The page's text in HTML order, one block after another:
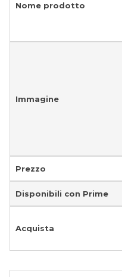
Nome prodotto
Immagine
Prezzo
Disponibili con Prime
Acquista